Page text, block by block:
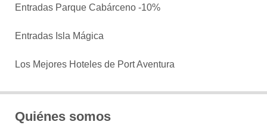
Entradas Parque Cabárceno -10%
Entradas Isla Mágica
Los Mejores Hoteles de Port Aventura
Quiénes somos